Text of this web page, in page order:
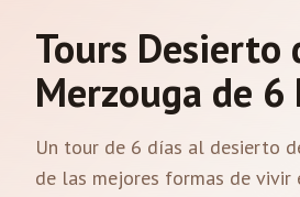
Tours Desierto
Merzouga de 6
Un tour de 6 días al desierto
de las mejores formas de vivir